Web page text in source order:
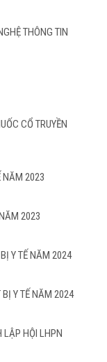
THÔNG TIN
CỔ TRUYỀN
NĂM 2023
2023
Y TẾ NĂM 2024
BỊ Y TẾ NĂM 2024
LẬP HỘI LHPN